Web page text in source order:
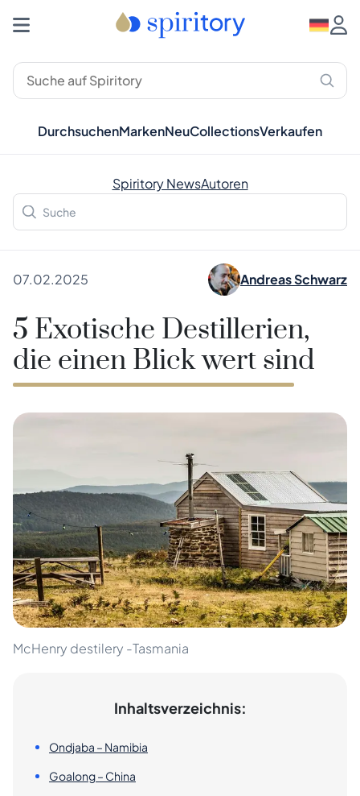
DurchsuchenMarkenNeuCollectionsVerkaufen
Spiritory NewsAutoren
07.02.2025 Andreas Schwarz
5 Exotische Destillerien,
die einen Blick wert sind
McHenry destilery -Tasmania
Inhaltsverzeichnis:
Ondjaba – Namibia
Goalong – China